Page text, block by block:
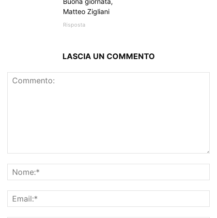
Matteo Zigliani
Risposta
LASCIA UN COMMENTO